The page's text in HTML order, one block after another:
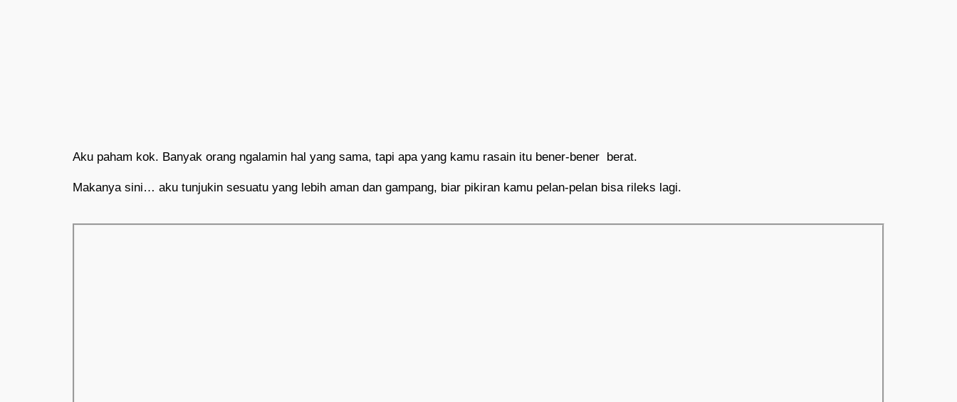
Aku paham kok. Banyak orang ngalamin hal yang sama, tapi apa yang kamu rasain itu bener-bener berat.
Makanya sini… aku tunjukin sesuatu yang lebih aman dan gampang, biar pikiran kamu pelan-pelan bisa rileks lagi.